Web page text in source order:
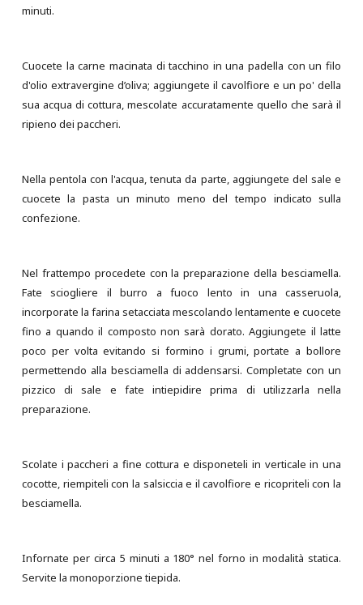
minuti.
Cuocete la carne macinata di tacchino in una padella con un filo
d'olio extravergine d’oliva; aggiungete il cavolfiore e un po' della
sua acqua di cottura, mescolate accuratamente quello che sarà il
ripieno dei paccheri.
Nella pentola con l'acqua, tenuta da parte, aggiungete del sale e
cuocete la pasta un minuto meno del tempo indicato sulla
confezione.
Nel frattempo procedete con la preparazione della besciamella.
Fate sciogliere il burro a fuoco lento in una casseruola,
incorporate la farina setacciata mescolando lentamente e cuocete
fino a quando il composto non sarà dorato. Aggiungete il latte
poco per volta evitando si formino i grumi, portate a bollore
permettendo alla besciamella di addensarsi. Completate con un
pizzico di sale e fate intiepidire prima di utilizzarla nella
preparazione.
Scolate i paccheri a fine cottura e disponeteli in verticale in una
cocotte, riempiteli con la salsiccia e il cavolfiore e ricopriteli con la
besciamella.
Infornate per circa 5 minuti a 180° nel forno in modalità statica.
Servite la monoporzione tiepida.